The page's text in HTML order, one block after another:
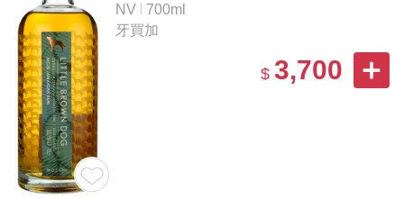
姆酒
NV
700ml
牙買加
$ 3,700